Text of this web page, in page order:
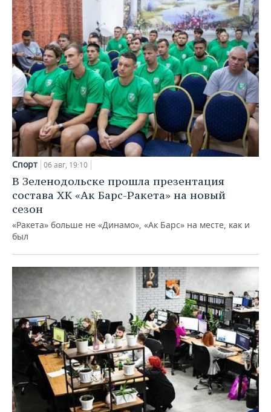
Спорт 06 авг, 19:10
В Зеленодольске прошла презентация
состава ХК «Ак Барс-Ракета» на новый
сезон
«Ракета» больше не «Динамо», «Ак Барс» на месте, как и
был